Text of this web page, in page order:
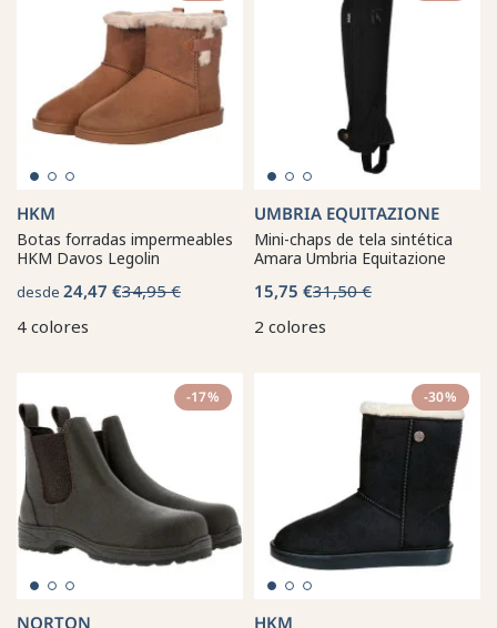
HKM
Botas forradas impermeables
HKM Davos Legolin
desde 24,47 €34,95 €
4 colores
UMBRIA EQUITAZIONE
Mini-chaps de tela sintética
Amara Umbria Equitazione
15,75 €31,50 €
2 colores
-17%
NORTON
-30%
HKM